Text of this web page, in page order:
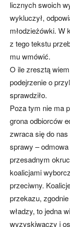
licznych swoich
wykluczył,
młodzieżówki. W
z tego tekstu
mu wmówić.
O ile zresztą
podejrzenie o
sprawdziło.
Poza tym nie ma
grona odbiorców
zwraca się do
sprawy –
przesadnym
koalicjami
przeciwny.
przekazu,
władzy, to jedna
wyzyskiwaczy i